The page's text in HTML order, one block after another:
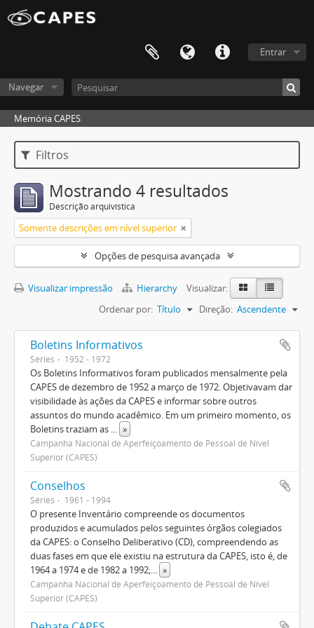
Entrar
Navegar
Memória CAPES
Filtros
Mostrando 4 resultados
Descrição arquivística
Somente descrições em nível superior
Opções de pesquisa avançada
Visualizar impressão Hierarchy
Visualizar:
Ordenar por: Título Direção: Ascendente
Boletins Informativos
Séries 1952 - 1972
Os Boletins Informativos foram publicados mensalmente pela
CAPES de dezembro de 1952 a março de 1972. Objetivavam dar
visibilidade às ações da CAPES e informar sobre outros
assuntos do mundo acadêmico. Em um primeiro momento, os
Boletins traziam as ... »
Campanha Nacional de Aperfeiçoamento de Pessoal de Nível
Superior (CAPES)
Conselhos
Séries 1961 - 1994
O presente Inventário compreende os documentos
produzidos e acumulados pelos seguintes órgãos colegiados
da CAPES: o Conselho Deliberativo (CD), compreendendo as
duas fases em que ele existiu na estrutura da CAPES, isto é, de
1964 a 1974 e de 1982 a 1992;... »
Campanha Nacional de Aperfeiçoamento de Pessoal de Nível
Superior (CAPES)